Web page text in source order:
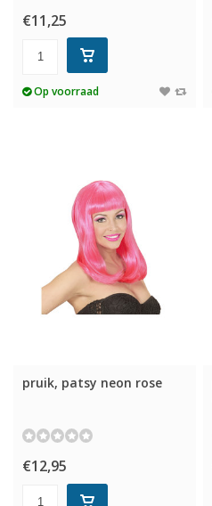
€11,25
Op voorraad
pruik, patsy neon rose
€12,95